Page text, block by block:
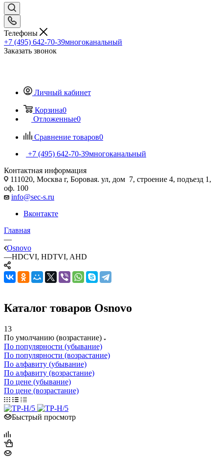
Телефоны
+7 (495) 642-70-39многоканальный
Заказать звонок
Личный кабинет
Корзина0
Отложенные0
Сравнение товаров0
+7 (495) 642-70-39многоканальный
Контактная информация
111020, Москва г, Боровая. ул, дом 7, строение 4, подъезд 1,
оф. 100
info@sec-s.ru
Вконтакте
Главная
—
Osnovo
—HDCVI, HDTVI, AHD
Каталог товаров Osnovo
13
По умолчанию (возрастание)
По популярности (убывание)
По популярности (возрастание)
По алфавиту (убывание)
По алфавиту (возрастание)
По цене (убывание)
По цене (возрастание)
Быстрый просмотр